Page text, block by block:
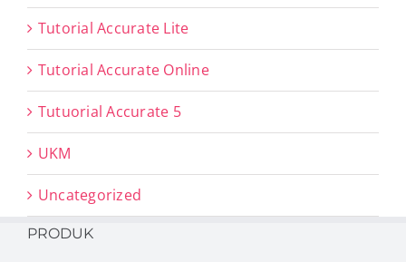
Tutorial Accurate Lite
Tutorial Accurate Online
Tutuorial Accurate 5
UKM
Uncategorized
PRODUK